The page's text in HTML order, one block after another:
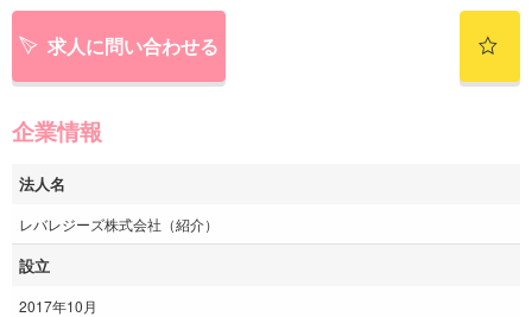
求人に問い合わせる
企業情報
法人名
レバレジーズ株式会社（紹介）
設立
2017年10月